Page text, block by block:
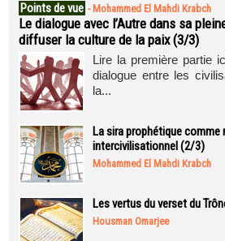
Points de vue - Mohammed El Mahdi Krabch
Le dialogue avec l’Autre dans sa
diffuser la culture de la paix (3/3)
Lire la première partie
dialogue entre les
la...
La sira prophétique comme
intercivilisationnel (2/3)
Mohammed El Mahdi Krabch
Les vertus du verset du
Housman Omarjee